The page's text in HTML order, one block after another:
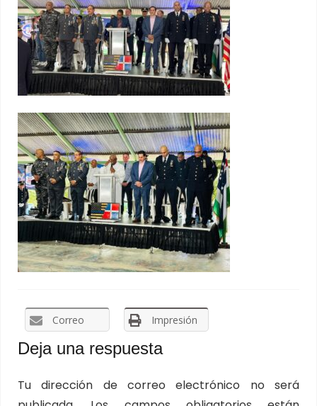
Correo Impresión
Deja una respuesta
Tu dirección de correo electrónico no será